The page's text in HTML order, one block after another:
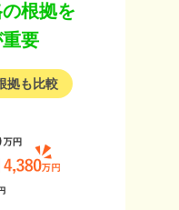
根拠を
要
拠も比較